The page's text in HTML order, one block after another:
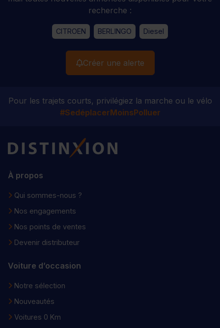
recherche :
CITROEN BERLINGO Diesel
Créer une alerte
Pour les trajets courts, privilégiez la marche ou le vélo
#SedéplacerMoinsPolluer
Distinxion
À propos
Qui sommes-nous ?
Nos engagements
Nos points de ventes
Devenir distributeur
Voiture d’occasion
Notre sélection
Nouveautés
Voitures 0 Km